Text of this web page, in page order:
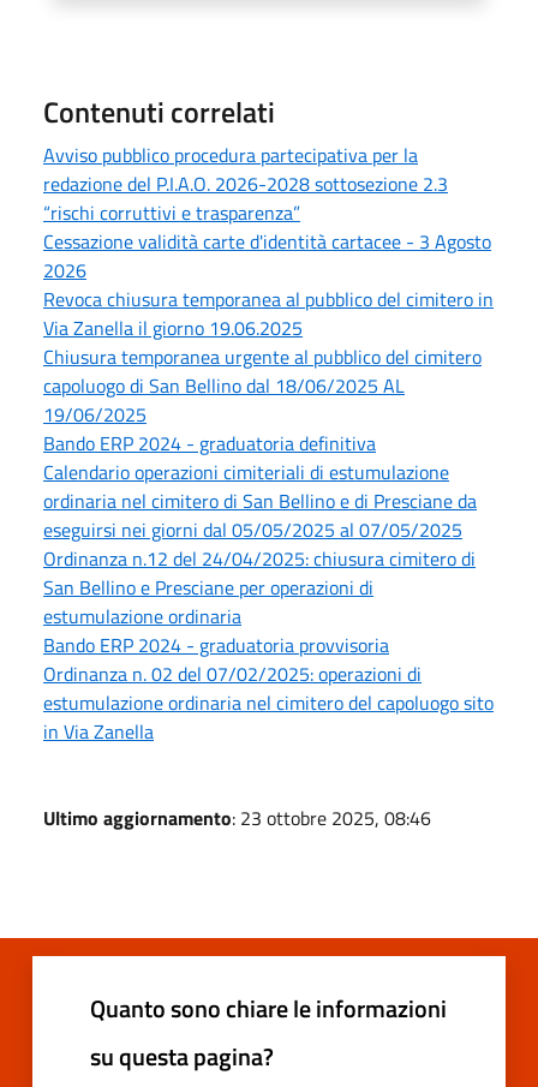
Contenuti correlati
Avviso pubblico procedura partecipativa per la
redazione del P.I.A.O. 2026-2028 sottosezione 2.3
“rischi corruttivi e trasparenza”
Cessazione validità carte d'identità cartacee - 3 Agosto
2026
Revoca chiusura temporanea al pubblico del cimitero in
Via Zanella il giorno 19.06.2025
Chiusura temporanea urgente al pubblico del cimitero
capoluogo di San Bellino dal 18/06/2025 AL
19/06/2025
Bando ERP 2024 - graduatoria definitiva
Calendario operazioni cimiteriali di estumulazione
ordinaria nel cimitero di San Bellino e di Presciane da
eseguirsi nei giorni dal 05/05/2025 al 07/05/2025
Ordinanza n.12 del 24/04/2025: chiusura cimitero di
San Bellino e Presciane per operazioni di
estumulazione ordinaria
Bando ERP 2024 - graduatoria provvisoria
Ordinanza n. 02 del 07/02/2025: operazioni di
estumulazione ordinaria nel cimitero del capoluogo sito
in Via Zanella
Ultimo aggiornamento: 23 ottobre 2025, 08:46
Quanto sono chiare le informazioni
su questa pagina?